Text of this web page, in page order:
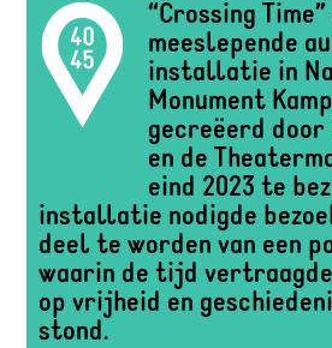
“Crossing
meeslepende
installatie in
Monument
gecreëerd
en de
eind 2023 te
installatie nodigde
deel te worden van een
waarin de tijd
op vrijheid en
stond.